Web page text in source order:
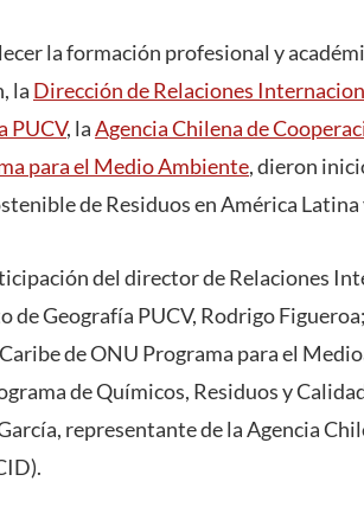
la formación profesional y
la Dirección de Relaciones
PUCV, laAgencia Chilena de
para el Medio Ambiente, dieron
de Residuos en América Latina
del director de Relaciones
Geografía PUCV, Rodrigo
de ONU Programa para el
de Químicos, Residuos y
representante de la Agencia